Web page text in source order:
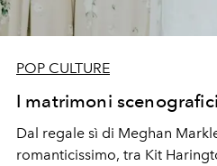
POP CULTURE
I matrimoni
Dal regale sì di Meghan
romanticissimo, tra Kit